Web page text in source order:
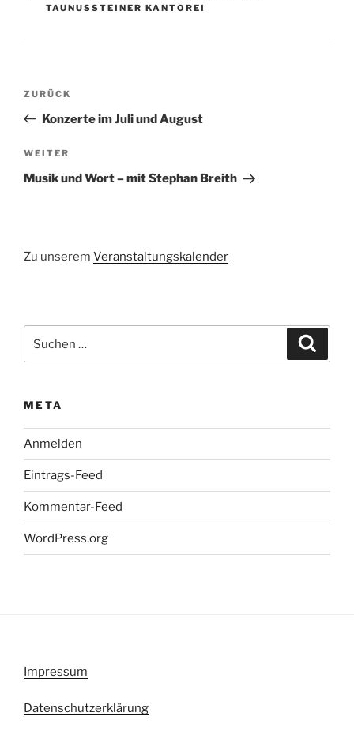
TAUNUSSTEINER KANTOREI
Beitragsnavigation
Vorheriger
Beitrag
ZURÜCK
Konzerte im Juli und August
Nächster
Beitrag
WEITER
Musik und Wort – mit Stephan Breith
Zu unserem Veranstaltungskalender
nach:
META
Anmelden
Eintrags-Feed
Kommentar-Feed
WordPress.org
Impressum
Datenschutzerklärung